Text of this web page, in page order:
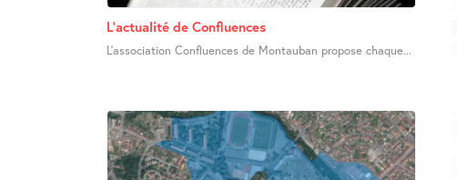
L’actualité de Confluences
L’association Confluences de Montauban propose chaque...